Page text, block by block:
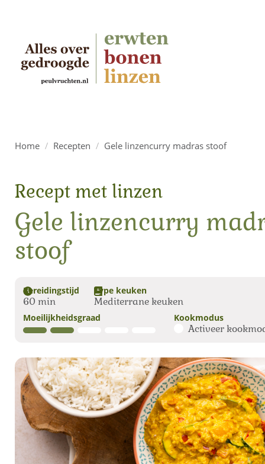
Home / Recepten / Gele linzencurry madras stoof
Bereidingstijd
60 min
Type keuken
Mediterrane keuken
Moeilijkheidsgraad Kookmodus
Activeer
Gele linzencurry
stoof
Recept met linzen